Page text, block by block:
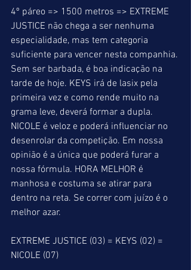
4º páreo => 1500 metros => EXTREME
JUSTICE não chega a ser nenhuma
especialidade, mas tem categoria
suficiente para vencer nesta companhia.
Sem ser barbada, é boa indicação na
tarde de hoje. KEYS irá de lasix pela
primeira vez e como rende muito na
grama leve, deverá formar a dupla.
NICOLE é veloz e poderá influenciar no
desenrolar da competição. Em nossa
opinião é a única que poderá furar a
nossa fórmula. HORA MELHOR é
manhosa e costuma se atirar para
dentro na reta. Se correr com juízo é o
melhor azar.
EXTREME JUSTICE (03) = KEYS (02) =
NICOLE (07)